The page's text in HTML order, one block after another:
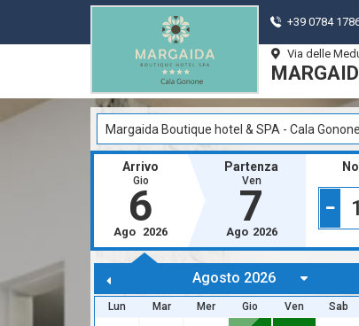
+39 0784
Via delle
Arrivo
Gio
6
Ago 2026
Partenza
Ven
7
Ago 2026
1
Lun Mar Mer Gio Ven Sab